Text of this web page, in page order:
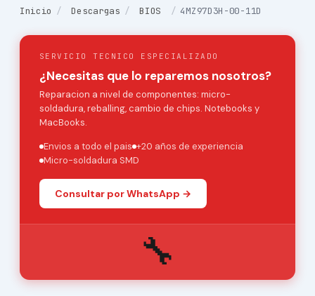
Inicio / Descargas / BIOS / 4MZ97D3H-00-11D
SERVICIO TECNICO ESPECIALIZADO
¿Necesitas que lo reparemos nosotros?
Reparacion a nivel de componentes: micro-
soldadura, reballing, cambio de chips. Notebooks y
MacBooks.
Envios a todo el pais +20 años de experiencia
Micro-soldadura SMD
Consultar por WhatsApp →
🔧